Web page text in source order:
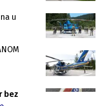
u
bez